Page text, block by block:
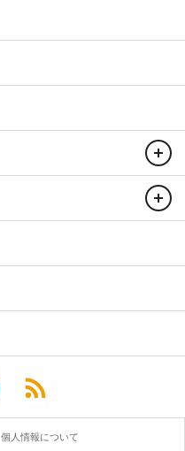
個人情報について